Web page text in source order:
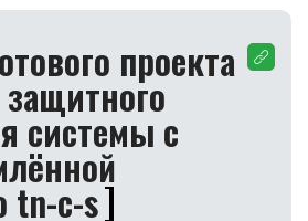
проекта
системы с
tn-с-s